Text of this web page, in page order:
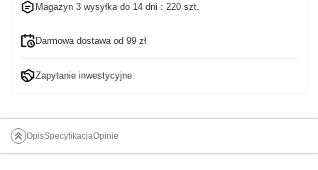
Magazyn 3 wysyłka do 14 dni : 220 szt.
Darmowa dostawa od 99 zł
Zapytanie inwestycyjne
OpisSpecyfikacjaOpinie